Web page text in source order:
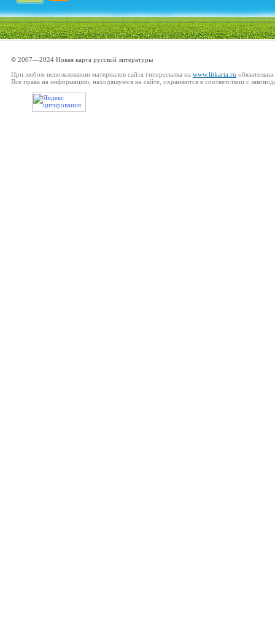
© 2007—2024 Новая карта русской литературы
При любом использовании материалов сайта гиперссылка на www.litkarta.ru обязательна.
Все права на информацию, находящуюся на сайте, охраняются в соответствии с